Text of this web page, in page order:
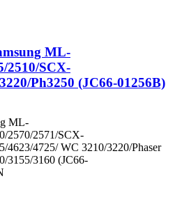
ML-
2510/SCX-
Ph3250 (JC66-01256B)
ML-
2570/2571/SCX-
4623/4725/ WC 3210/3220/Phaser
3155/3160 (JC66-